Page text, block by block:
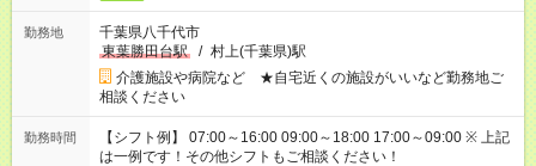
勤務地
千葉県八千代市
東葉勝田台駅
/ 村上(千葉県)駅
介護施設や病院など ★自宅近くの施設がいいなど勤務地ご
相談ください
勤務時間
【シフト例】 07:00～16:00 09:00～18:00 17:00～09:00 ※ 上記
は一例です！その他シフトもご相談ください！